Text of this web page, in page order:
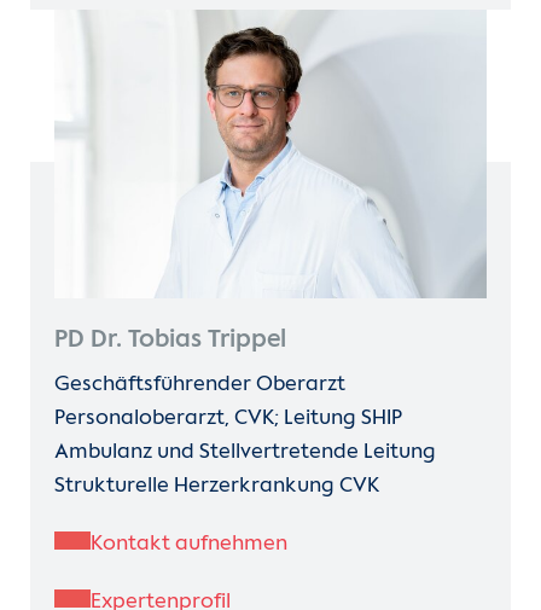
PD Dr. Tobias Trippel
Geschäftsführender Oberarzt
Personaloberarzt, CVK; Leitung SHIP
Ambulanz und Stellvertretende Leitung
Strukturelle Herzerkrankung CVK
Kontakt aufnehmen
Expertenprofil